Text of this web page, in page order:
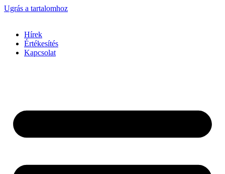
Ugrás a tartalomhoz
Hírek
Értékesítés
Kapcsolat